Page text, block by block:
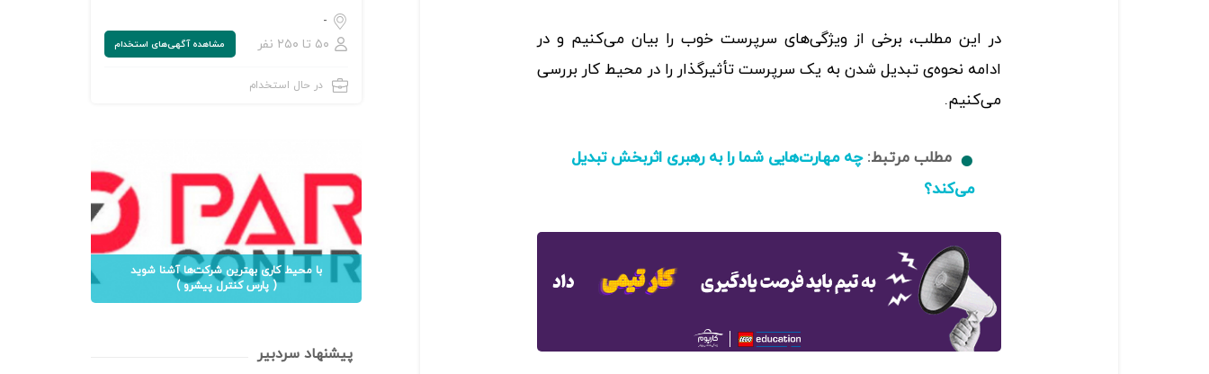
در این مطلب، برخی از ویژگی‌های سرپرست خوب را بیان می‌کنیم و در
ادامه نحوه‌ی تبدیل شدن به یک سرپرست تأثیرگذار را در محیط کار بررسی
می‌کنیم.
مطلب مرتبط:چه مهارت‌هایی شما را به رهبری اثربخش تبدیل
می‌کند؟
-
۵۰ تا ۲۵۰ نفر
مشاهده‌ آگهی‌های استخدام
در حال استخدام
با محیط کاری بهترین شرکت‌ها آشنا شوید
( پارس کنترل پیشرو )
پیشنهاد سردبیر